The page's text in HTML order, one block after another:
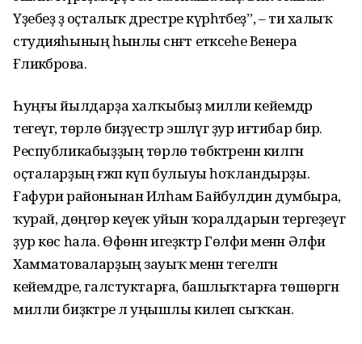
Үҙебеҙ ҙә оҫталыҡ дәрестәре күрһәтәбеҙ”, – ти халыҡ
сту­дияһының һынлы сәнғәт етәк­сеһе Венера
Ғәлиәкбәрова.
Һуңғы йылдарҙа халҡыбыҙ милли кейемдәр
тегеүгә, төрлө биҙәүестәр эшләүгә ҙур иғтибар бирә.
Республикабыҙҙың төрлө төбәктәренән килгән
оҫталарҙың ғәжәп күп булыуы һоҡландырҙы.
Ғафури районынан Илһам Байбулдин думбыра,
ҡурай, дөңгөр кеүек уйын ҡоралдарын терге­ҙеүгә
ҙур көс һала. Өфөнән игеҙәктәр Гөлфиә менән Әлфиә
Хамматоваларҙың зауыҡ менән тегелгән
кейемдәре, галстук­тарға, башлыҡтарға төшөргән
милли биҙәктәре лә уңышлы килеп сыҡҡан.